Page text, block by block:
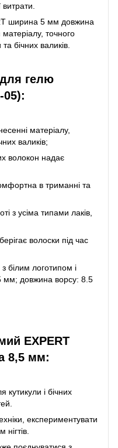
ширина 5 мм довжина
точного
бічних валиків.
гелю
05):
матеріалу,
валиків;
волокон надає
в триманні та
з усіма типами лаків,
волоски під час
білим логотипом і
мм; довжина ворсу: 8.5
EXPERT
8,5 мм:
кутикули і бічних
експериментувати